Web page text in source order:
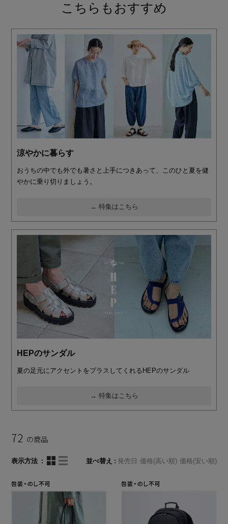
こちらもおすすめ
涼やかに暮らす
おうちの中でも外でも暑さと上手につきあって、このひと夏を健
やかに乗り切りましょう。
→ 特集はこちら
HEPのサンダル
夏の足元にアクセントをプラスしてくれるHEPのサンダル
→ 特集はこちら
72 の商品
表示方法 並べ替え 発売日 価格(高い順) 価格(安い順)